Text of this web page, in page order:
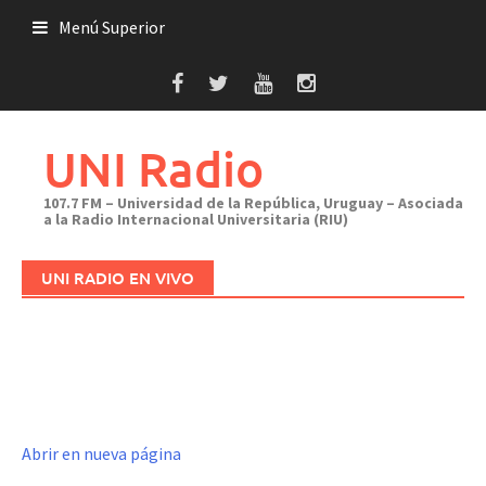
Menú Superior
UNI Radio
107.7 FM – Universidad de la República, Uruguay – Asociada
a la Radio Internacional Universitaria (RIU)
UNI RADIO EN VIVO
Abrir en nueva página